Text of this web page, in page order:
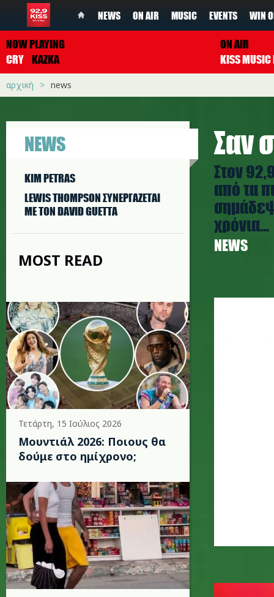
NEWS ON AIR MUSIC EVENTS WIN
NOW PLAYING
CRY KAZKA
ON AIR
αρχική news
NEWS
KIM PETRAS
LEWIS THOMPSON ΣΥΝΕΡΓAΖΕΤΑΙ
ΜΕ ΤΟΝ DAVID GUETTA
MOST READ
Τετάρτη, 15 Ιούλιος 2026
Μουντιάλ 2026: Ποιους θα
δούμε στο ημίχρονο;
Σαν
Στον
από τα
χρόνια...
NEWS